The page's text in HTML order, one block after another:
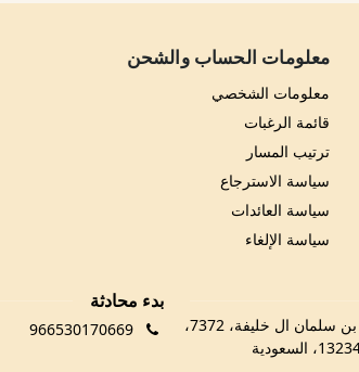
معلومات الحساب والشحن
معلومات الشخصي
قائمة الرغبات
ترتيب المسار
سياسة الاسترجاع
سياسة العائدات
سياسة الإلغاء
بدء محادثة
966530170669
RFMB3029، 3029 الشيخ عيسى بن سلمان ال خليفة، 7372،